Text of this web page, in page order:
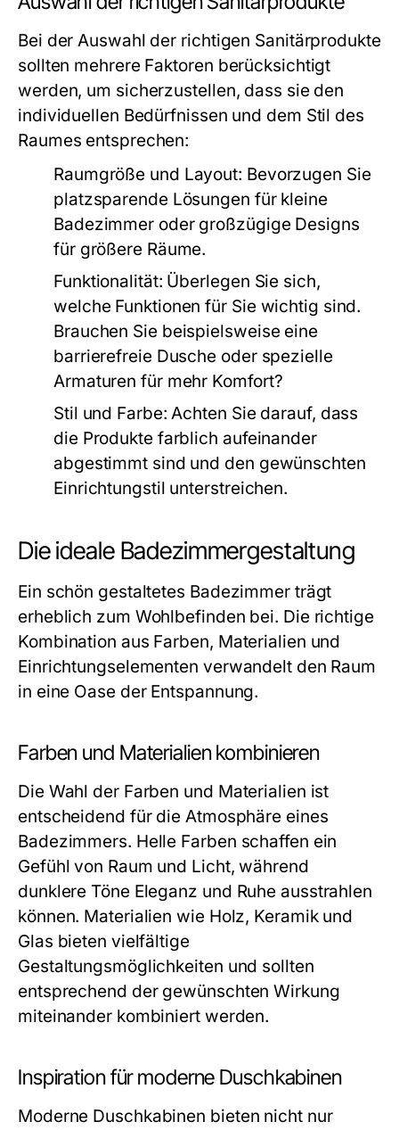
Bei der Auswahl der richtigen Sanitärprodukte
sollten mehrere Faktoren berücksichtigt
werden, um sicherzustellen, dass sie den
individuellen Bedürfnissen und dem Stil des
Raumes entsprechen:
Raumgröße und Layout: Bevorzugen Sie
platzsparende Lösungen für kleine
Badezimmer oder großzügige Designs
für größere Räume.
Funktionalität: Überlegen Sie sich,
welche Funktionen für Sie wichtig sind.
Brauchen Sie beispielsweise eine
barrierefreie Dusche oder spezielle
Armaturen für mehr Komfort?
Stil und Farbe: Achten Sie darauf, dass
die Produkte farblich aufeinander
abgestimmt sind und den gewünschten
Einrichtungstil unterstreichen.
Die ideale Badezimmergestaltung
Ein schön gestaltetes Badezimmer trägt
erheblich zum Wohlbefinden bei. Die richtige
Kombination aus Farben, Materialien und
Einrichtungselementen verwandelt den Raum
in eine Oase der Entspannung.
Farben und Materialien kombinieren
Die Wahl der Farben und Materialien ist
entscheidend für die Atmosphäre eines
Badezimmers. Helle Farben schaffen ein
Gefühl von Raum und Licht, während
dunklere Töne Eleganz und Ruhe ausstrahlen
können. Materialien wie Holz, Keramik und
Glas bieten vielfältige
Gestaltungsmöglichkeiten und sollten
entsprechend der gewünschten Wirkung
miteinander kombiniert werden.
Inspiration für moderne Duschkabinen
Moderne Duschkabinen bieten nicht nur